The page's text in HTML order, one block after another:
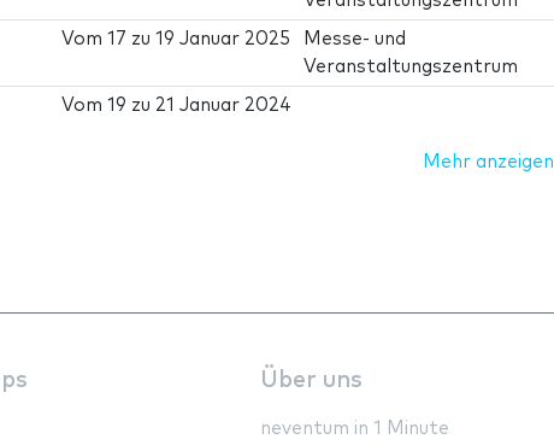
Vom17 zu19 Januar 2025
Messe- und
Veranstaltungszentrum
Vom19 zu 21 Januar 2024
Mehr anzeigen
Über uns
neventum in 1 Minute